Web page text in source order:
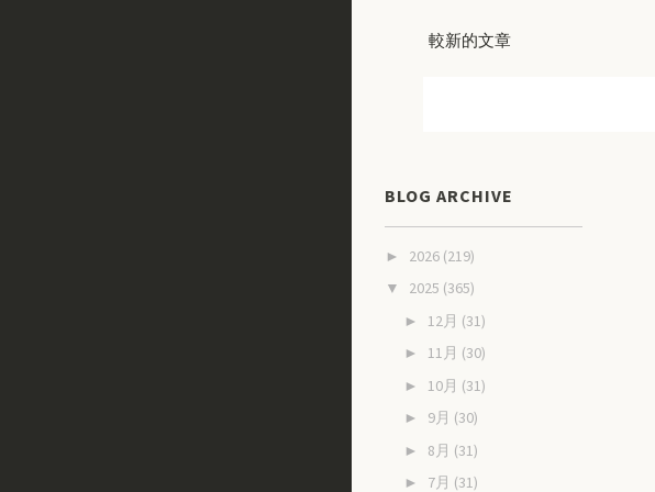
較新的文章
BLOG ARCHIVE
► 2026 (219)
▼ 2025 (365)
► 12月 (31)
► 11月 (30)
► 10月 (31)
► 9月 (30)
► 8月 (31)
► 7月 (31)